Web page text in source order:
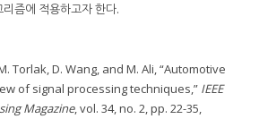
즘에 적용하고자 한다.
Torlak, D. Wang, and M. Ali, “Automotive
of signal processing techniques,” IEEE
Magazine, vol. 34, no. 2, pp. 22-35,